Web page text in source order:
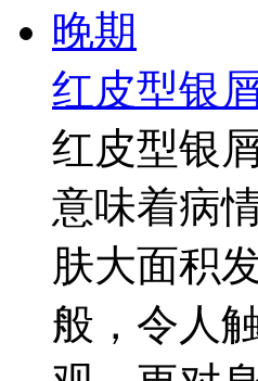
红皮型银
红皮型银
意味着病
肤大面积
般，令人